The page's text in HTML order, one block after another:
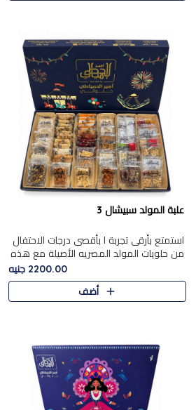
علبة المولد سبيشال 3
استمتع بأرقى تجربة ا بأقصى درجات الاحتفال
من حلويات المولد المصريه الأصيلة مع هذه
الفخامة مع علبة سبيشال 3 التي تضم 56
قطعة من تشكيلة استثن..
2200.00 جنيه
أضف